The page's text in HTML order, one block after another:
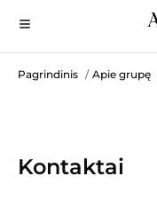
Pagrindinis / Apie grupę
Kontaktai